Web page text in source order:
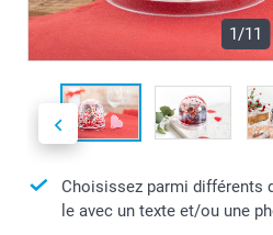
1/11
Choisissez parmi différents
le avec un texte et/ou une